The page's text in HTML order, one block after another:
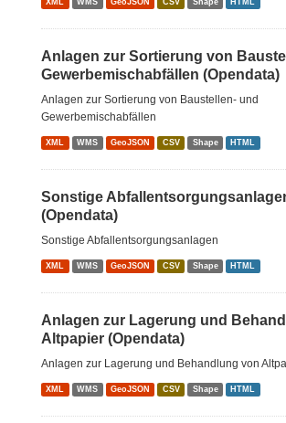
XML WMS GeoJSON CSV Shape HTML
Anlagen zur Sortierung von
Gewerbemischabfällen (Opendata)
Anlagen zur Sortierung von Baustellen- und
Gewerbemischabfällen
XML WMS GeoJSON CSV Shape HTML
Sonstige
(Opendata)
Sonstige Abfallentsorgungsanlagen
XML WMS GeoJSON CSV Shape HTML
Anlagen zur Lagerung und
Altpapier (Opendata)
Anlagen zur Lagerung und Behandlung von
XML WMS GeoJSON CSV Shape HTML